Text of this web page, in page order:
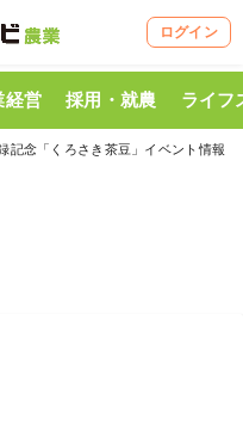
ログイン
経営 採用・就農 ライフ
記念「くろさき茶豆」イベント情報